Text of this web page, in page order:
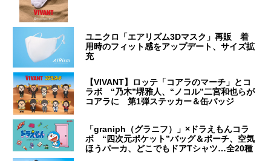
ユニクロ「エアリズム3Dマスク」再販 着
用時のフィット感をアップデート、サイズ拡
充
【VIVANT】ロッテ「コアラのマーチ」とコ
ラボ “乃木”堺雅人、“ノコル”二宮和也らが
コアラに 第1弾ステッカー＆缶バッジ
「graniph（グラニフ）」×ドラえもんコラ
ボ “四次元ポケット”バッグ＆ポーチ、空気
ほうパーカ、どこでもドアTシャツ…全20種